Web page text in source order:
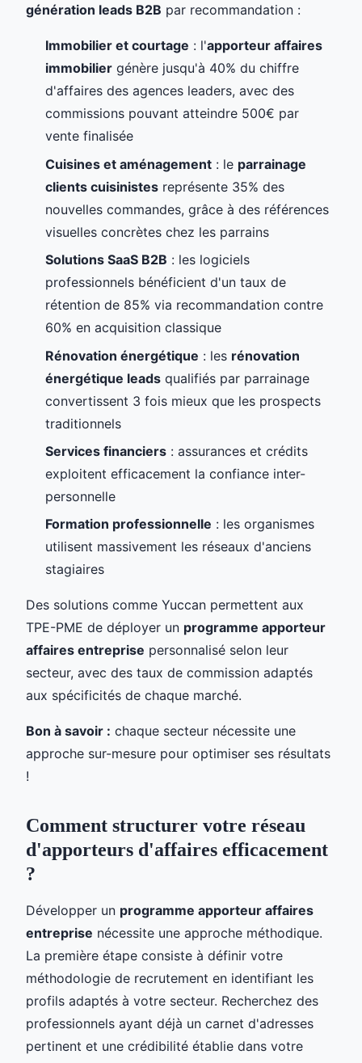
génération leads B2B par recommandation :
Immobilier et courtage : l'apporteur affaires
immobilier génère jusqu'à 40% du chiffre
d'affaires des agences leaders, avec des
commissions pouvant atteindre 500€ par
vente finalisée
Cuisines et aménagement : le parrainage
clients cuisinistes représente 35% des
nouvelles commandes, grâce à des références
visuelles concrètes chez les parrains
Solutions SaaS B2B : les logiciels
professionnels bénéficient d'un taux de
rétention de 85% via recommandation contre
60% en acquisition classique
Rénovation énergétique : les rénovation
énergétique leads qualifiés par parrainage
convertissent 3 fois mieux que les prospects
traditionnels
Services financiers : assurances et crédits
exploitent efficacement la confiance inter-
personnelle
Formation professionnelle : les organismes
utilisent massivement les réseaux d'anciens
stagiaires
Des solutions comme Yuccan permettent aux
TPE-PME de déployer un programme apporteur
affaires entreprise personnalisé selon leur
secteur, avec des taux de commission adaptés
aux spécificités de chaque marché.
Bon à savoir : chaque secteur nécessite une
approche sur-mesure pour optimiser ses résultats
!
Comment structurer votre réseau
d'apporteurs d'affaires efficacement
?
Développer un programme apporteur affaires
entreprise nécessite une approche méthodique.
La première étape consiste à définir votre
méthodologie de recrutement en identifiant les
profils adaptés à votre secteur. Recherchez des
professionnels ayant déjà un carnet d'adresses
pertinent et une crédibilité établie dans votre